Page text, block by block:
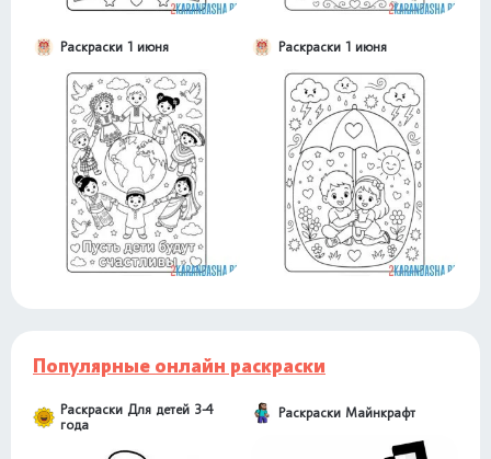
Раскраски 1 июня Раскраски 1 июня
Популярные онлайн раскраски
Раскраски Для детей 3-4
года
Раскраски Майнкрафт